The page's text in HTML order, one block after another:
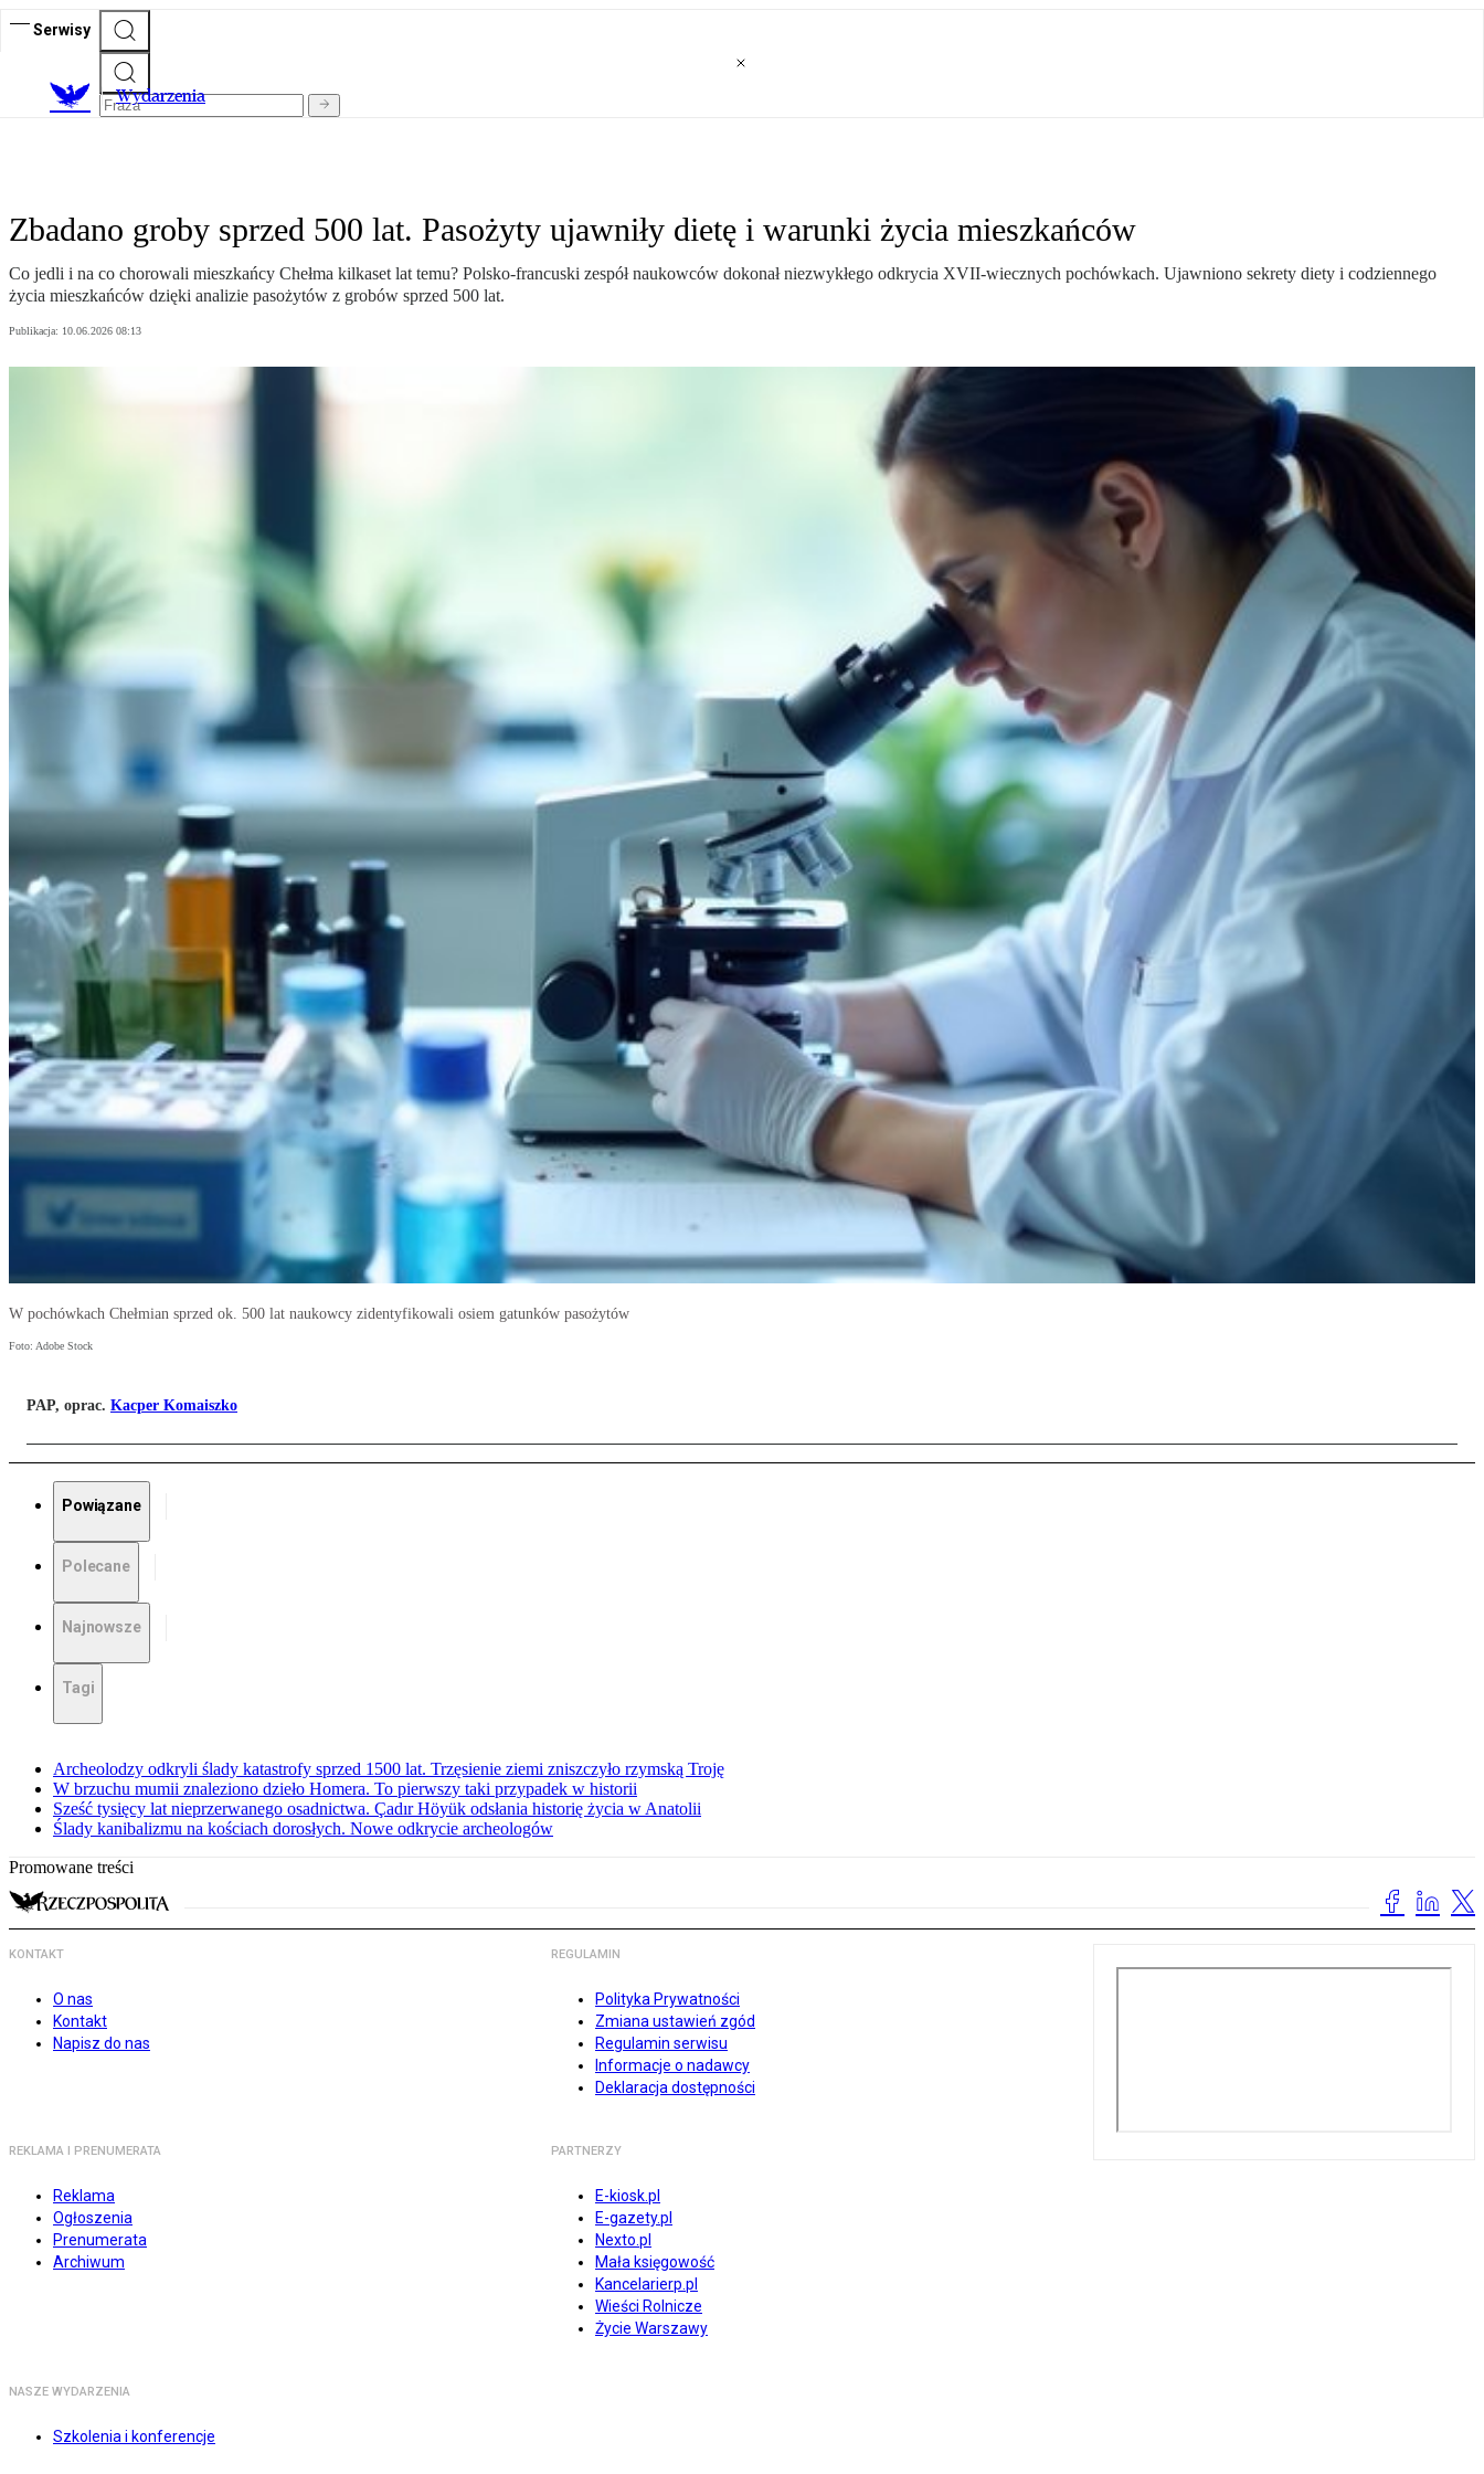
Serwisy
Wydarzenia
Zbadano groby sprzed 500 lat. Pasożyty ujawniły dietę i warunki życia mieszkańców
Co jedli i na co chorowali mieszkańcy Chełma kilkaset lat temu? Polsko-francuski zespół naukowców dokonał niezwykłego odkrycia XVII-wiecznych pochówkach. Ujawniono sekrety diety i codziennego
życia mieszkańców dzięki analizie pasożytów z grobów sprzed 500 lat.
Publikacja: 10.06.2026 08:13
W pochówkach Chełmian sprzed ok. 500 lat naukowcy zidentyfikowali osiem gatunków pasożytów
Foto: Adobe Stock
PAP, oprac. Kacper Komaiszko
Powiązane
Polecane
Najnowsze
Tagi
Archeolodzy odkryli ślady katastrofy sprzed 1500 lat. Trzęsienie ziemi zniszczyło rzymską Troję
W brzuchu mumii znaleziono dzieło Homera. To pierwszy taki przypadek w historii
Sześć tysięcy lat nieprzerwanego osadnictwa. Çadır Höyük odsłania historię życia w Anatolii
Ślady kanibalizmu na kościach dorosłych. Nowe odkrycie archeologów
Promowane treści
KONTAKT
O nas
Kontakt
Napisz do nas
REGULAMIN
Polityka Prywatności
Zmiana ustawień zgód
Regulamin serwisu
Informacje o nadawcy
Deklaracja dostępności
REKLAMA I PRENUMERATA
Reklama
Ogłoszenia
Prenumerata
Archiwum
PARTNERZY
E-kiosk.pl
E-gazety.pl
Nexto.pl
Mała księgowość
Kancelarierp.pl
Wieści Rolnicze
Życie Warszawy
NASZE WYDARZENIA
Szkolenia i konferencje